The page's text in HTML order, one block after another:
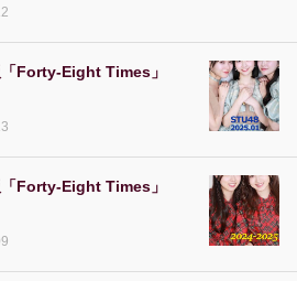
Forty-Eight Times」
Forty-Eight Times」